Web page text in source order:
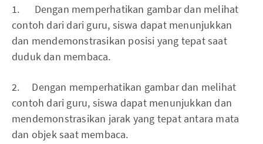
1. Dengan memperhatikan gambar dan melihat
contoh dari dari guru, siswa dapat menunjukkan
dan mendemonstrasikan posisi yang tepat saat
duduk dan membaca.
2. Dengan memperhatikan gambar dan melihat
contoh dari guru, siswa dapat menunjukkan dan
mendemonstrasikan jarak yang tepat antara mata
dan objek saat membaca.